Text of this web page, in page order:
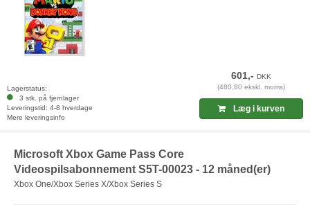
Lagerstatus:
3 stk. på fjernlager
Leveringstid: 4-8 hverdage
Mere leveringsinfo
601,-DKK
(480,80 ekskl. moms)
Læg i kurven
Microsoft Xbox Game Pass Core
Videospilsabonnement S5T-00023 - 12 måned(er)
Xbox One/Xbox Series X/Xbox Series S